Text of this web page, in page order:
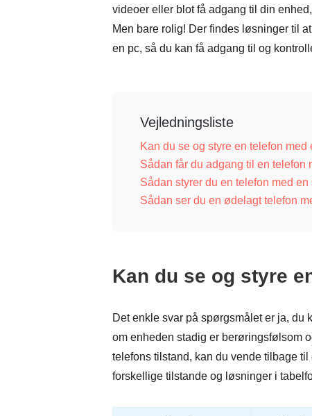
videoer eller blot få adgang til din
Men bare rolig! Der findes løsninger til
en pc, så du kan få adgang til og
Vejledningsliste
Kan du se og styre en telefon
Sådan får du adgang til en
Sådan styrer du en telefon med
Sådan ser du en ødelagt telefon
Kan du se og styre
Det enkle svar på spørgsmålet er ja,
om enheden stadig er berøringsfølsom
telefons tilstand, kan du vende tilbage
forskellige tilstande og løsninger i